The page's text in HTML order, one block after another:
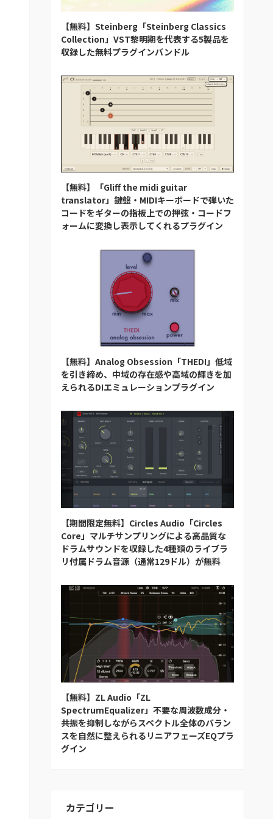
【無料】Steinberg「Steinberg Classics
Collection」VST黎明期を代表する5製品を
収録した無料プラグインバンドル
【無料】「Gliff the midi guitar
translator」鍵盤・MIDIキーボードで弾いた
コードをギターの指板上での押弦・コードフ
ォームに変換し表示してくれるプラグイン
【無料】Analog Obsession「THEDI」低域
を引き締め、中域の存在感や高域の輝きを加
えられるDIエミュレーションプラグイン
【期間限定無料】Circles Audio「Circles
Core」マルチサンプリングによる高品質な
ドラムサウンドを収録した4種類のライブラ
リ付属ドラム音源（通常129ドル）が無料
【無料】ZL Audio「ZL
SpectrumEqualizer」不要な周波数成分・
共振を抑制しながらスペクトル全体のバラン
スを自然に整えられるリニアフェーズEQプラ
グイン
カテゴリー